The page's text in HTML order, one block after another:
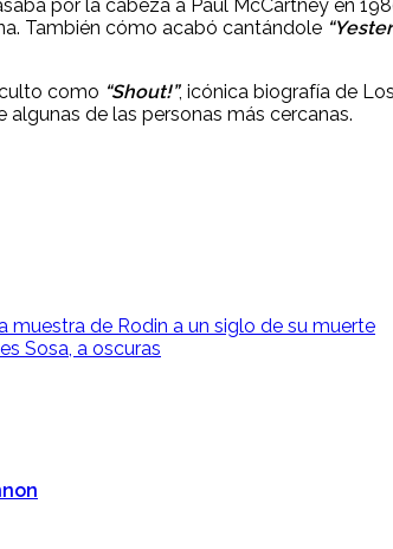
por la cabeza a Paul McCartney en
También cómo acabó cantándole
como “Shout!”, icónica biografía de
de las personas más cercanas.
muestra de Rodin a un siglo de su muerte
Sosa, a oscuras